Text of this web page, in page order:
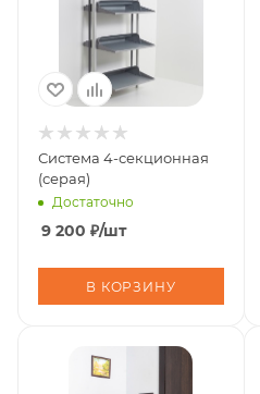
Система 4-секционная
(серая)
Достаточно
9 200 ₽/шт
В КОРЗИНУ